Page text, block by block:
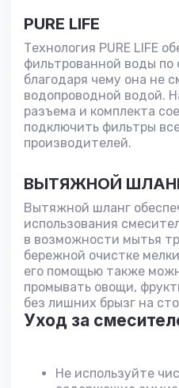
PURE LIFE
Технология PURE LIFE
фильтрованной воды по
благодаря чему она не
водопроводной водой.
разъема и комплекта
подключить фильтры
производителей.
ВЫТЯЖНОЙ
Вытяжной шланг
использования
в возможности мытья
бережной очистке
его помощью также
промывать овощи,
без лишних брызг на
Уход за
Не используйте